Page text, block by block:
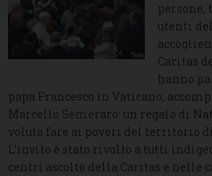
persone,
utenti
Caritas
hanno
papa Francesco in Vaticano,
Marcello Semeraro: un regalo di
voluto fare ai poveri del territorio
L’invito è stato rivolto a tutti
centri ascolto della Caritas e nelle